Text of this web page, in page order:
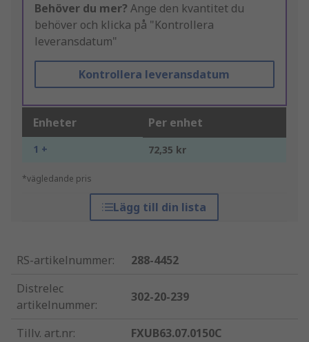
Behöver du mer? Ange den kvantitet du
behöver och klicka på "Kontrollera
leveransdatum"
Kontrollera leveransdatum
Enheter Per enhet
1 + 72,35 kr
*vägledande pris
Lägg till din lista
RS-artikelnummer:
288-4452
Distrelec
artikelnummer:
302-20-239
Tillv. art.nr:
FXUB63.07.0150C